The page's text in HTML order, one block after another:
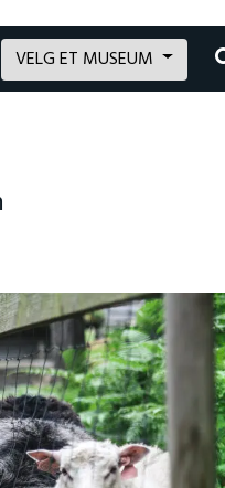
VELG ET MUSEUM